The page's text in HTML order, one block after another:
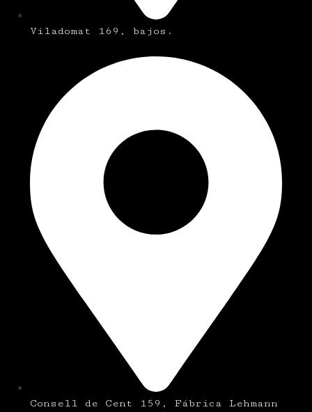
Viladomat 169, bajos.
Consell de Cent 159, Fábrica Lehmann